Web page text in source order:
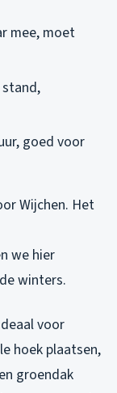
mee, moet
goed voor
Wijchen. Het
we hier
winters.
voor
hoek plaatsen,
groendak